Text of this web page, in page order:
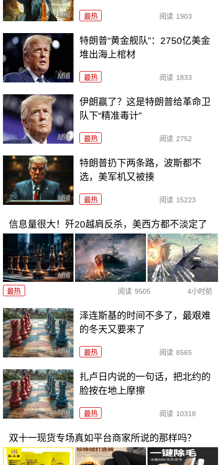
最热 阅读 1903
特朗普“黄金舰队”：2750亿美金
堆出海上棺材
最热 阅读 1833
伊朗赢了？这是特朗普给革命卫
队下“精准毒计”
最热 阅读 2752
特朗普扔下两条路，波斯都不
选，美军机又被揍
最热 阅读 15223
信息量很大！歼20越肩反杀，美西方都不淡定了
最热 阅读 9505 4小时前
泽连斯基的时间不多了，最艰难
的冬天又要来了
最热 阅读 8565
扎卢日内说的一句话，把北约的
脸按在地上摩擦
最热 阅读 10318
双十一现货专场真如平台商家所说的那样吗？